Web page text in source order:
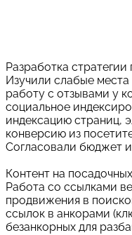
Разработка
Изучили слабые места
работу с отзывами у
социальное
индексацию страниц,
конверсию из
Согласовали бюджет
Контент на
Работа со ссылками
продвижения в
ссылок в анкорами
безанкорных для